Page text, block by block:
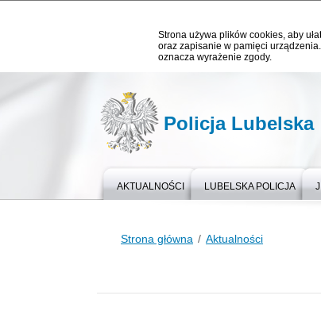
Strona używa plików cookies, aby
oraz zapisanie w pamięci
oznacza wyrażenie zgody.
Policja Lubelska
AKTUALNOŚCI LUBELSKA POLICJA
Strona główna Aktualności